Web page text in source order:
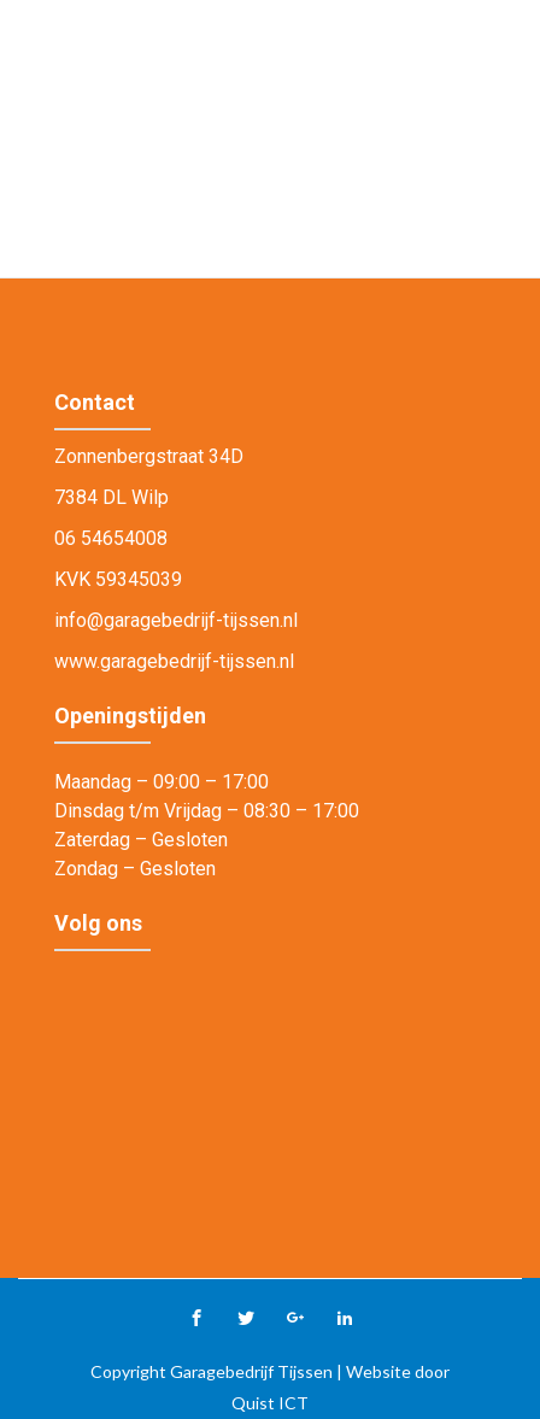
Contact
Zonnenbergstraat 34D
7384 DL Wilp
06 54654008
KVK 59345039
info@garagebedrijf-tijssen.nl
www.garagebedrijf-tijssen.nl
Openingstijden
Maandag – 09:00 – 17:00
Dinsdag t/m Vrijdag – 08:30 – 17:00
Zaterdag – Gesloten
Zondag – Gesloten
Volg ons
Copyright Garagebedrijf Tijssen | Website door
Quist ICT